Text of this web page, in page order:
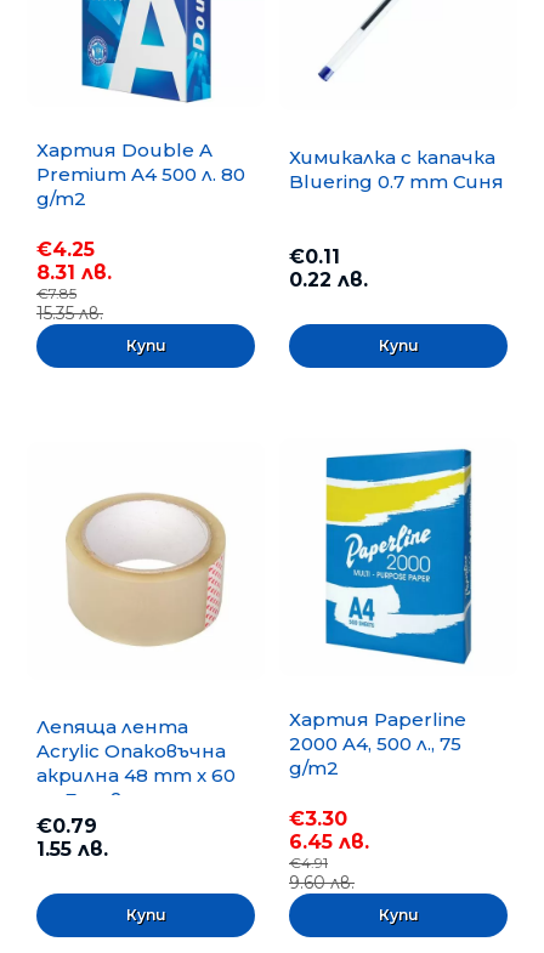
Хартия Double A
Premium A4 500 л. 80
g/m2
€4.25
8.31 лв.
€7.85
15.35 лв.
Химикалка с капачка
Bluering 0.7 mm Синя
€0.11
0.22 лв.
Лепяща лента
Acrylic Опаковъчна
акрилна 48 mm x 60
m, Безцветна
€0.79
1.55 лв.
Хартия Paperline
2000 A4, 500 л., 75
g/m2
€3.30
6.45 лв.
€4.91
9.60 лв.